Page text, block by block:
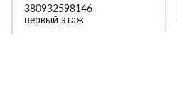
380932598146
первый этаж